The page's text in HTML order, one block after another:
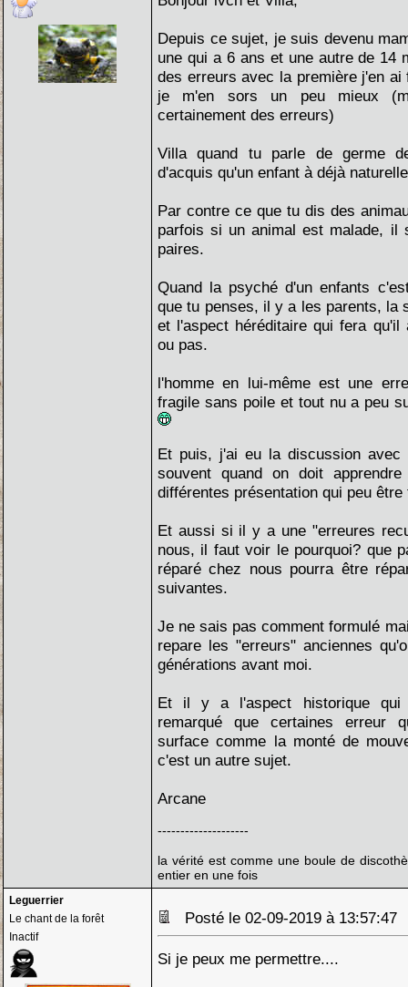
Depuis ce sujet, je suis devenu
une qui a 6 ans et une autre de 14
des erreurs avec la première j'en
je m'en sors un peu mieux
certainement des erreurs)
Villa quand tu parle de germe
d'acquis qu'un enfant à déjà
Par contre ce que tu dis des
parfois si un animal est malade, il
paires.
Quand la psyché d'un enfants
que tu penses, il y a les parents, la
et l'aspect héréditaire qui fera qu'il
ou pas.
l'homme en lui-même est une
fragile sans poile et tout nu a peu
Et puis, j'ai eu la discussion avec
souvent quand on doit
différentes présentation qui peu
Et aussi si il y a une "erreures
nous, il faut voir le pourquoi? que
réparé chez nous pourra être
suivantes.
Je ne sais pas comment formulé
repare les "erreurs" anciennes
générations avant moi.
Et il y a l'aspect historique qui
remarqué que certaines erreur
surface comme la monté de
c'est un autre sujet.
Arcane
--------------------
la vérité est comme une boule de
entier en une fois
Leguerrier
Le chant de la forêt
Inactif
Posté le 02-09-2019 à
Si je peux me permettre....